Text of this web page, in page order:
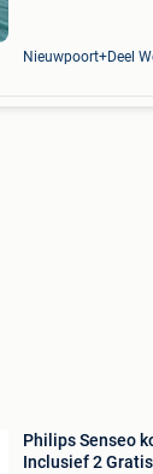
Nieuwpoort+Deel
Philips Senseo
Inclusief 2